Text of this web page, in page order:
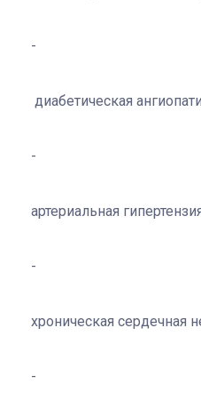
диабетическая
артериальная
хроническая сердечная